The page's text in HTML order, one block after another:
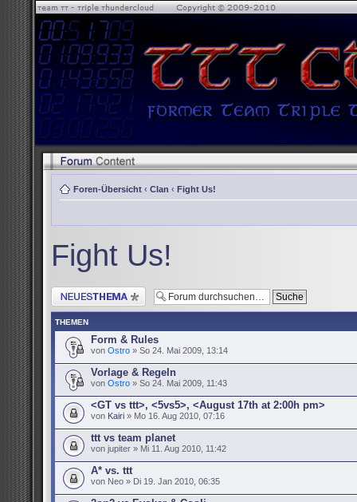
Foren-Übersicht ‹ Clan ‹ Fight Us!
Fight Us!
Neues Thema erstellen
THEMEN
Form & Rules
von Ostro » So 24. Mai 2009, 13:14
Vorlage & Regeln
von Ostro » So 24. Mai 2009, 11:43
<GT vs ttt>, <5vs5>, <August 17th at 2:00h pm>
von Kairi » Mo 16. Aug 2010, 07:16
ttt vs team planet
von jupiter » Mi 11. Aug 2010, 11:42
A* vs. ttt
von Neo » Di 19. Jan 2010, 06:35